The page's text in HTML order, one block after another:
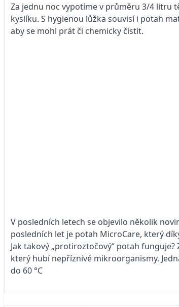
Za jednu noc vypotíme v průměru 3/4 litru
kyslíku. S hygienou lůžka souvisí i potah
aby se mohl prát či chemicky čistit.
V posledních letech se objevilo několik
posledních let je potah MicroCare, který
Jak takový „protiroztočový“ potah
který hubí nepříznivé mikroorganismy.
do 60 °C